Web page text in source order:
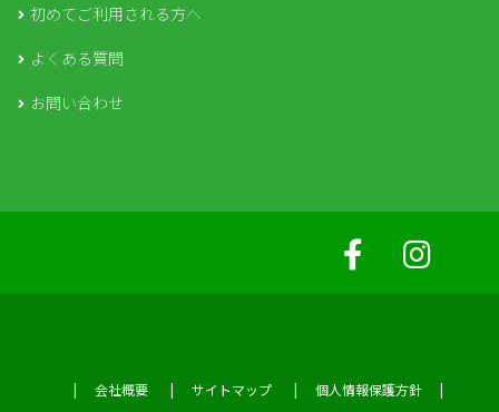
初めてご利用される方へ
よくある質問
お問い合わせ
会社概要 サイトマップ 個人情報保護方針